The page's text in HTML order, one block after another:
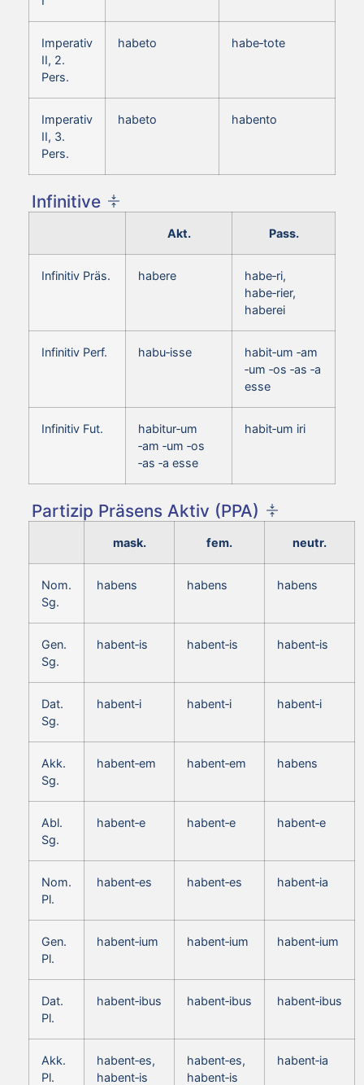
Imperativ
II, 2.
Pers.
habeto habe‑tote
Imperativ
II, 3.
Pers.
habeto habento
Infinitive
Akt. Pass.
Infinitiv Präs. habere
habe‑ri,
habe‑rier,
haberei
Infinitiv Perf. habu‑isse
habit‑um ‑am
‑um ‑os ‑as ‑a
esse
Infinitiv Fut.
habitur‑um
‑am ‑um ‑os
‑as ‑a esse
habit‑um iri
Partizip Präsens Aktiv (PPA)
mask. fem. neutr.
Nom.
Sg.
habens habens habens
Gen.
Sg.
habent‑is habent‑is habent‑is
Dat.
Sg.
habent‑i habent‑i habent‑i
Akk.
Sg.
habent‑em habent‑em habens
Abl.
Sg.
habent‑e habent‑e habent‑e
Nom.
Pl.
habent‑es habent‑es habent‑ia
Gen.
Pl.
habent‑ium habent‑ium habent‑ium
Dat.
Pl.
habent‑ibus habent‑ibus habent‑ibus
Akk.
Pl.
habent‑es,
habent‑is
habent‑es,
habent‑is
habent‑ia